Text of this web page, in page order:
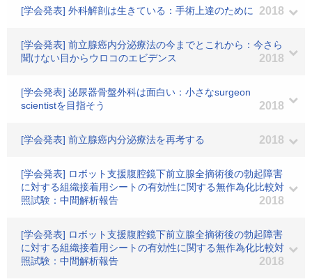
[学会発表] 外科解剖は生きている：手術上達のために 2018
[学会発表] 前立腺癌内分泌療法の今までとこれから：今さら
聞けない目からウロコのエビデンス
2018
[学会発表] 泌尿器骨盤外科は面白い：小さなsurgeon
scientistを目指そう
2018
[学会発表] 前立腺癌内分泌療法を再考する 2018
[学会発表] ロボット支援腹腔鏡下前立腺全摘術後の勃起障害
に対する組織接着用シートの有効性に関する無作為化比較対
照試験：中間解析報告
2018
[学会発表] ロボット支援腹腔鏡下前立腺全摘術後の勃起障害
に対する組織接着用シートの有効性に関する無作為化比較対
照試験：中間解析報告
2018